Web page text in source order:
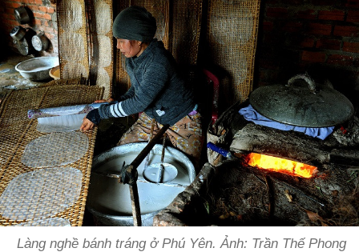
Làng nghề bánh tráng ở Phú Yên. Ảnh: Trần Thế Phong